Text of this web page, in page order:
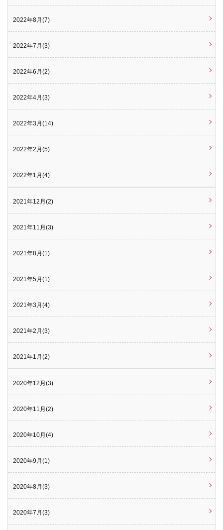
2022年8月(7)
2022年7月(3)
2022年6月(2)
2022年4月(3)
2022年3月(14)
2022年2月(5)
2022年1月(4)
2021年12月(2)
2021年11月(3)
2021年8月(1)
2021年5月(1)
2021年3月(4)
2021年2月(3)
2021年1月(2)
2020年12月(3)
2020年11月(2)
2020年10月(4)
2020年9月(1)
2020年8月(3)
2020年7月(3)